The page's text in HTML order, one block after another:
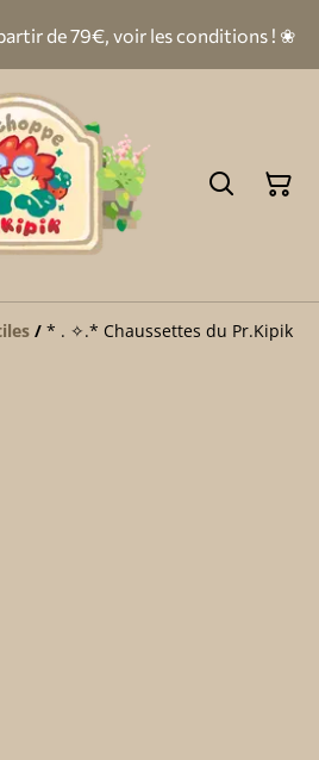
de 79€, voir les conditions ! ❀
/ * . ✧.* Chaussettes du Pr.Kipik